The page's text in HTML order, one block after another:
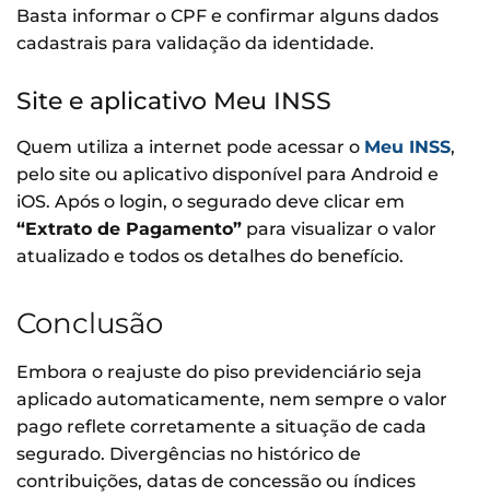
Basta informar o CPF e confirmar alguns dados
cadastrais para validação da identidade.
Site e aplicativo Meu INSS
Quem utiliza a internet pode acessar o Meu INSS,
pelo site ou aplicativo disponível para Android e
iOS. Após o login, o segurado deve clicar em
“Extrato de Pagamento” para visualizar o valor
atualizado e todos os detalhes do benefício.
Conclusão
Embora o reajuste do piso previdenciário seja
aplicado automaticamente, nem sempre o valor
pago reflete corretamente a situação de cada
segurado. Divergências no histórico de
contribuições, datas de concessão ou índices